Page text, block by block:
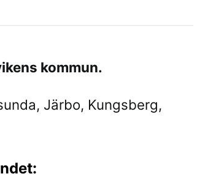
kommun.
Järbo, Kungsberg,